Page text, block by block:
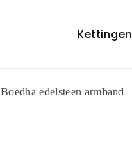
Kettingen
Boedha edelsteen armband